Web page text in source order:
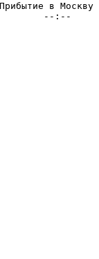
в Москву
--:--